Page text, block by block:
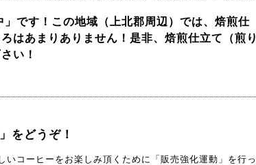
です！この地域（上北郡周辺）では、焙煎仕
はあまりありません！是非、焙煎仕立て（煎り
い！
をどうぞ！
いコーヒーをお楽しみ頂くために「販売強化運動」を行っ